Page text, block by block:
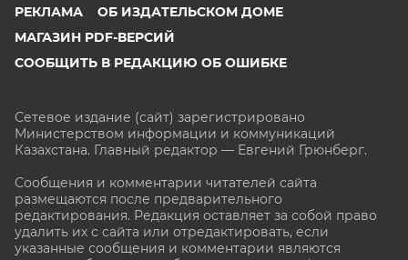
РЕКЛАМА
ОБ ИЗДАТЕЛЬСКОМ ДОМЕ
МАГАЗИН PDF-ВЕРСИЙ
СООБЩИТЬ В РЕДАКЦИЮ ОБ ОШИБКЕ
Сетевое издание (сайт) зарегистрировано
Министерством информации и коммуникаций
Казахстана. Главный редактор — Евгений Грюнберг.
Сообщения и комментарии читателей сайта
размещаются после предварительного
редактирования. Редакция оставляет за собой право
удалить их с сайта или отредактировать, если
указанные сообщения и комментарии являются